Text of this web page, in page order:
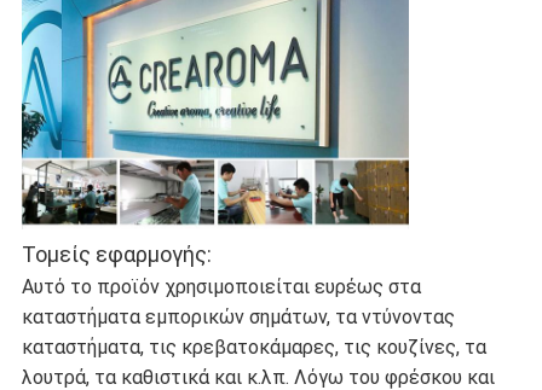
Τομείς εφαρμογής:
Αυτό το προϊόν χρησιμοποιείται ευρέως στα
καταστήματα εμπορικών σημάτων, τα ντύνοντας
καταστήματα, τις κρεβατοκάμαρες, τις κουζίνες, τα
λουτρά, τα καθιστικά και κ.λπ. Λόγω του φρέσκου και